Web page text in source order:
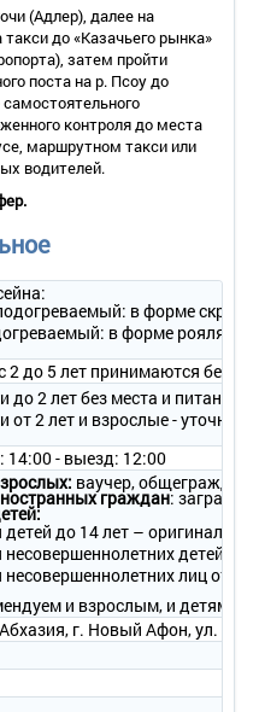
двуспальная кровать
холодильник
в 3 дня;
БЕЗ БАЛКОНА
кровать
холодильник
в 3 дня;
(Адлер), далее на
до «Казачьего рынка»
затем пройти
поста на р. Псоу до
контроля до места
маршрутном такси или
водителей.
в форме
в форме рояля у
2 до 5 лет принимаются без
до 2 лет без места и питания
от 2 лет и взрослые -
14:00 - выезд: 12:00
ваучер,
граждан:
детей до 14 лет – оригинал
несовершеннолетних детей в
несовершеннолетних лиц от
и взрослым, и детям
г. Новый Афон, ул.